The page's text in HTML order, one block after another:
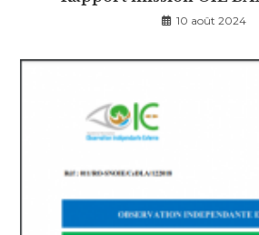
10 août 2024